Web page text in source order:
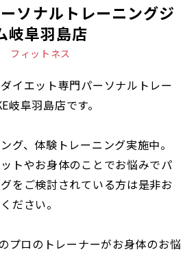
ソナルトレーニングジ
岐阜羽島店
フィットネス
イエット専門パーソナルトレー
岐阜羽島店です。
グ、体験トレーニング実施中。
トやお身体のことでお悩みでパ
をご検討されている方は是非お
ださい。
プロのトレーナーがお身体のお悩